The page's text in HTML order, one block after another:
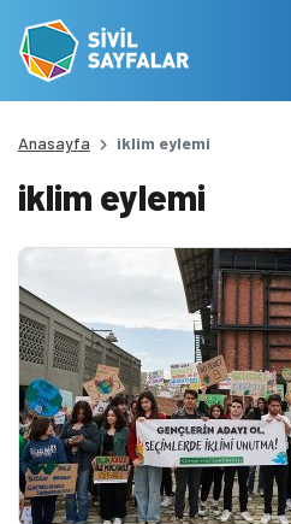
Anasayfa iklim eylemi
iklim eylemi